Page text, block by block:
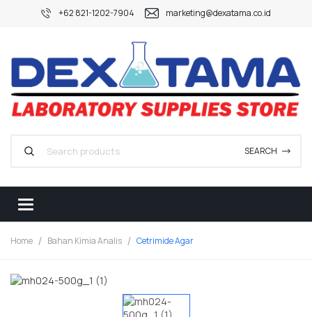
+62 821-1202-7904 marketing@dexatama.co.id
SEARCH
Home Bahan Kimia Analis Cetrimide Agar